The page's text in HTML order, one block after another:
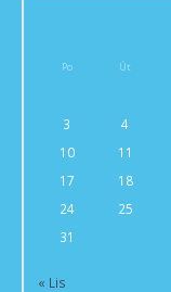
Po Út
3
4
10
11
17
18
24
25
31
« Lis